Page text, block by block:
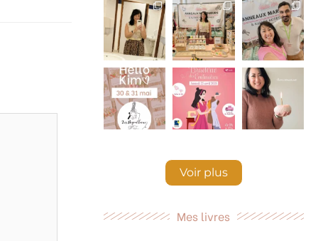
Voir plus
Mes livres